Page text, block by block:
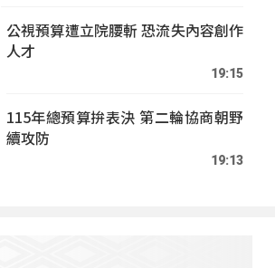
公視預算遭立院腰斬 恐流失內容創作
人才
19:15
115年總預算拚表決 第二輪協商朝野
續攻防
19:13